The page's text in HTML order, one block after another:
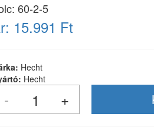
60-2-5
15.991 Ft
Hecht
Hecht